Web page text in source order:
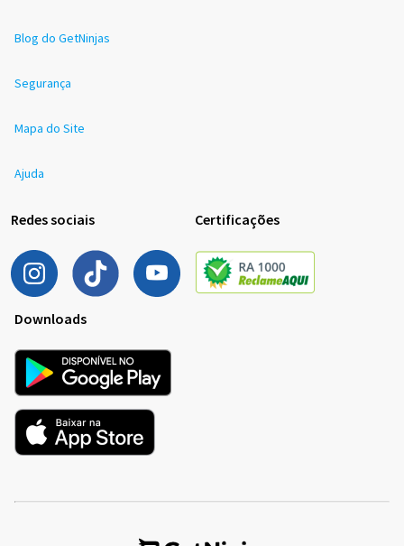
Blog do GetNinjas
Segurança
Mapa do Site
Ajuda
Redes sociais Certificações
Downloads